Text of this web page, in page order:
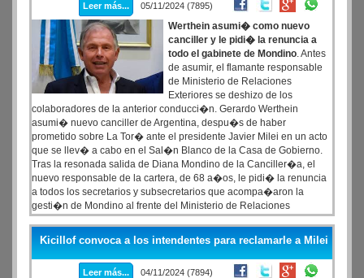
Leer más... 05/11/2024 (7895)
Werthein asumi� como nuevo
canciller y le pidi� la renuncia a
todo el gabinete de Mondino. Antes
de asumir, el flamante responsable
de Ministerio de Relaciones
Exteriores se deshizo de los
colaboradores de la anterior conducci�n. Gerardo Werthein
asumi� nuevo canciller de Argentina, despu�s de haber
prometido sobre La Tor� ante el presidente Javier Milei en un acto
que se llev� a cabo en el Sal�n Blanco de la Casa de Gobierno.
Tras la resonada salida de Diana Mondino de la Canciller�a, el
nuevo responsable de la cartera, de 68 a�os, le pidi� la renuncia
a todos los secretarios y subsecretarios que acompa�aron la
gesti�n de Mondino al frente del Ministerio de Relaciones
Exteriores hasta el �ltimo viernes.
Kicillof convoca a los intendentes para reclamarle a Milei
Leer más... 04/11/2024 (7894)